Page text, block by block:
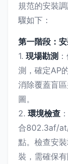
規范的安裝
驟如下：
第一階段：
1. 現場勘測
測，確定AP
消除覆蓋盲
圖。
2. 環境檢查
合802.3af/
點。檢查安
裝，需確保有